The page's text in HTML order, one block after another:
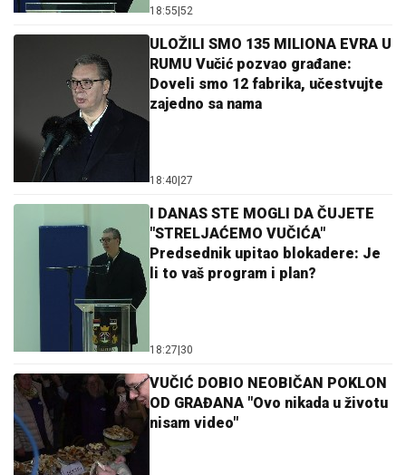
18:55 52
ULOŽILI SMO 135 MILIONA EVRA U
RUMU Vučić pozvao građane:
Doveli smo 12 fabrika, učestvujte
zajedno sa nama
18:40 27
I DANAS STE MOGLI DA ČUJETE
"STRELJAĆEMO VUČIĆA"
Predsednik upitao blokadere: Je
li to vaš program i plan?
18:27 30
VUČIĆ DOBIO NEOBIČAN POKLON
OD GRAĐANA "Ovo nikada u životu
nisam video"